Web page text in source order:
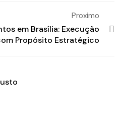
Proximo
em Brasília: Execução
Propósito Estratégico